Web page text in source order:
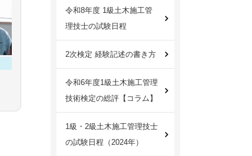
令和8年度 1級土木施工管
理技士の試験日程
2次検定 経験記述の書き方
令和6年度1級土木施工管理
技術検定の総評【コラム】
1級・2級土木施工管理技士
の試験日程（2024年）